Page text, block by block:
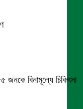
বিনামূল্যে চিকিৎসা